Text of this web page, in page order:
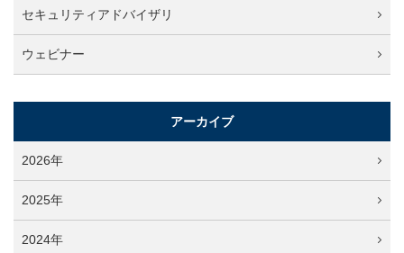
セキュリティアドバイザリ
ウェビナー
アーカイブ
2026年
2025年
2024年